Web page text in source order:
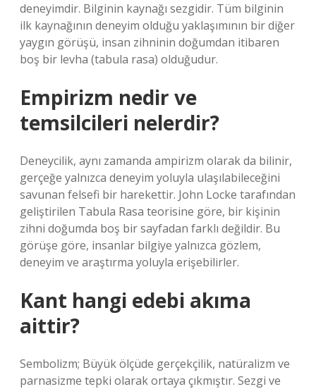
deneyimdir. Bilginin kaynağı sezgidir. Tüm bilginin
ilk kaynağının deneyim olduğu yaklaşımının bir diğer
yaygın görüşü, insan zihninin doğumdan itibaren
boş bir levha (tabula rasa) olduğudur.
Empirizm nedir ve
temsilcileri nelerdir?
Deneycilik, aynı zamanda ampirizm olarak da bilinir,
gerçeğe yalnızca deneyim yoluyla ulaşılabileceğini
savunan felsefi bir harekettir. John Locke tarafından
geliştirilen Tabula Rasa teorisine göre, bir kişinin
zihni doğumda boş bir sayfadan farklı değildir. Bu
görüşe göre, insanlar bilgiye yalnızca gözlem,
deneyim ve araştırma yoluyla erişebilirler.
Kant hangi edebi akıma
aittir?
Sembolizm; Büyük ölçüde gerçekçilik, natüralizm ve
parnasizme tepki olarak ortaya çıkmıştır. Sezgi ve